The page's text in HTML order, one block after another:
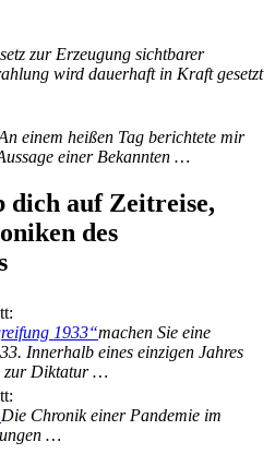
zur Erzeugung sichtbarer
wird dauerhaft in Kraft gesetzt
einem heißen Tag berichtete mir
einer Bekannten …
dich auf Zeitreise,
des
1933 machen Sie eine
Innerhalb eines einzigen Jahres
zur Diktatur …
Die Chronik einer Pandemie im
…